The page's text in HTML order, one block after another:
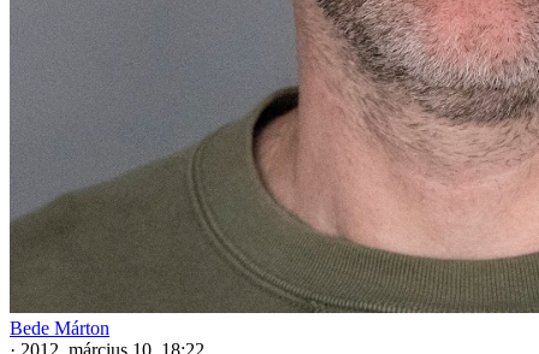
Bede Márton
· 2012. március 10. 18:22